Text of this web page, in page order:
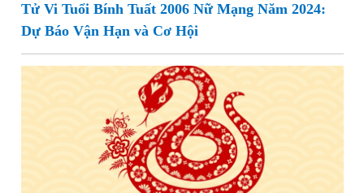
Tử Vi Tuổi Bính Tuất 2006 Nữ Mạng Năm 2024:
Dự Báo Vận Hạn và Cơ Hội